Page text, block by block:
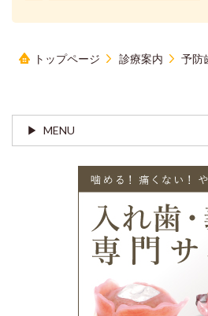
トップページ 診療案内 予防
MENU